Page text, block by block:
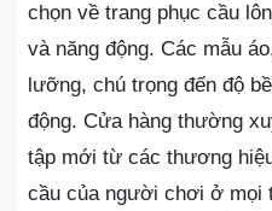
chọn về trang phục cầu
và năng động. Các mẫu
lưỡng, chú trọng đến độ
động. Cửa hàng thường
tập mới từ các thương
cầu của người chơi ở mọi